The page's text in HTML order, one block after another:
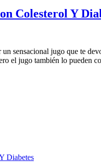
Colesterol Y
sensacional jugo que te
el jugo también lo pueden
Diabetes